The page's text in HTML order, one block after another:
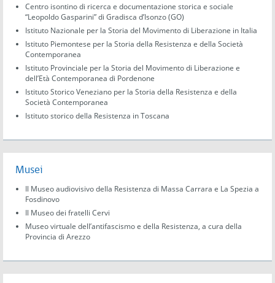
Centro isontino di ricerca e documentazione storica e sociale
“Leopoldo Gasparini” di Gradisca d’Isonzo (GO)
Istituto Nazionale per la Storia del Movimento di Liberazione in Italia
Istituto Piemontese per la Storia della Resistenza e della Società
Contemporanea
Istituto Provinciale per la Storia del Movimento di Liberazione e
dell’Età Contemporanea di Pordenone
Istituto Storico Veneziano per la Storia della Resistenza e della
Società Contemporanea
Istituto storico della Resistenza in Toscana
Musei
Il Museo audiovisivo della Resistenza di Massa Carrara e La Spezia a
Fosdinovo
Il Museo dei fratelli Cervi
Museo virtuale dell’antifascismo e della Resistenza, a cura della
Provincia di Arezzo